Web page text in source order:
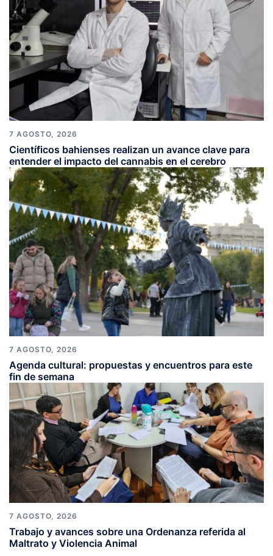
7 AGOSTO, 2026
Científicos bahienses realizan un avance clave para
entender el impacto del cannabis en el cerebro
7 AGOSTO, 2026
Agenda cultural: propuestas y encuentros para este
fin de semana
7 AGOSTO, 2026
Trabajo y avances sobre una Ordenanza referida al
Maltrato y Violencia Animal